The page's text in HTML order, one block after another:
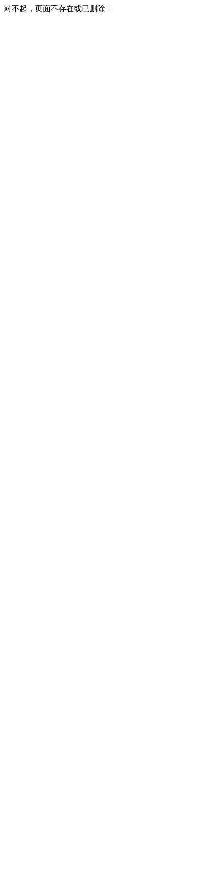
对不起，页面不存在或已删除！